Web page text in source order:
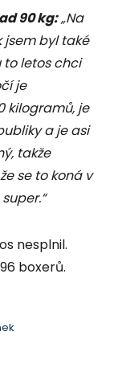
90 kg:„Na
jsem byl také
to letos chci
je
kilogramů, je
a je asi
takže
se to koná v
nesplnil.
boxerů.